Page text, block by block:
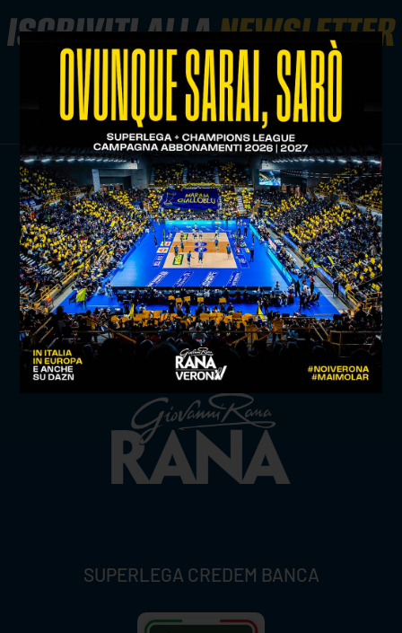
ISCRIVITI ALLANEWSLETTER
ISCRIVITI ORA
TITLE SPONSOR
SUPERLEGA CREDEM BANCA